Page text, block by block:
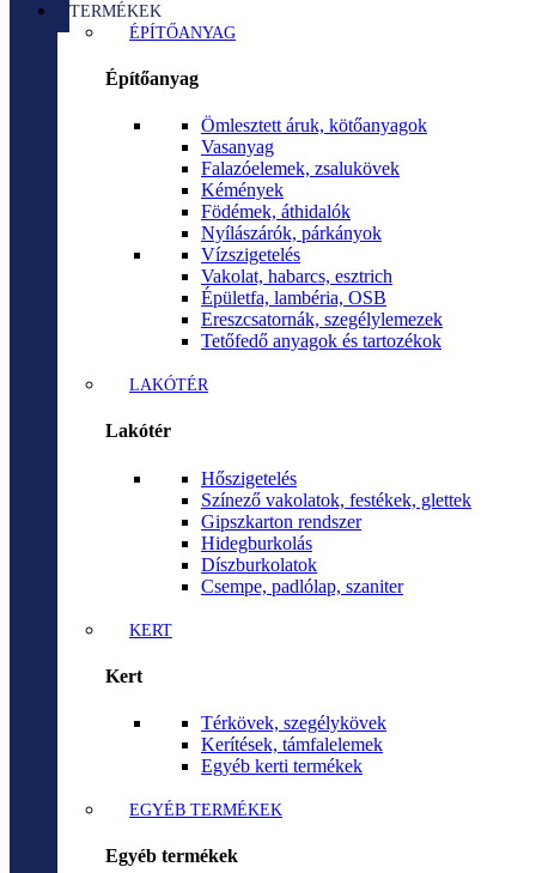
TERMÉKEK
ÉPÍTŐANYAG
Építőanyag
Ömlesztett áruk, kötőanyagok
Vasanyag
Falazóelemek, zsalukövek
Kémények
Födémek, áthidalók
Nyílászárók, párkányok
Vízszigetelés
Vakolat, habarcs, esztrich
Épületfa, lambéria, OSB
Ereszcsatornák, szegélylemezek
Tetőfedő anyagok és tartozékok
LAKÓTÉR
Lakótér
Hőszigetelés
Színező vakolatok, festékek, glettek
Gipszkarton rendszer
Hidegburkolás
Díszburkolatok
Csempe, padlólap, szaniter
KERT
Kert
Térkövek, szegélykövek
Kerítések, támfalelemek
Egyéb kerti termékek
EGYÉB TERMÉKEK
Egyéb termékek